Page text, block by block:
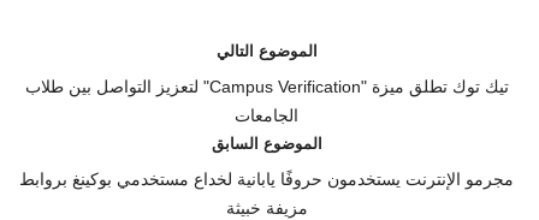
الموضوع التالي
تيك توك تطلق ميزة "Campus Verification" لتعزيز التواصل بين طلاب
الجامعات
الموضوع السابق
مجرمو الإنترنت يستخدمون حروفًا يابانية لخداع مستخدمي بوكينغ بروابط
مزيفة خبيثة